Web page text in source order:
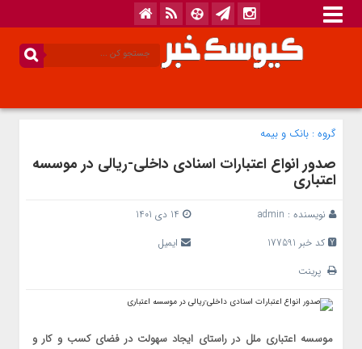
گروه : بانک‌ و بیمه
صدور انواع اعتبارات اسنادی داخلی-ریالی در موسسه
اعتباری
نویسنده : admin
کد خبر 177591
ایمیل
پرینت
موسسه اعتباری ملل در راستای ایجاد سهولت در فضای کسب و کار و